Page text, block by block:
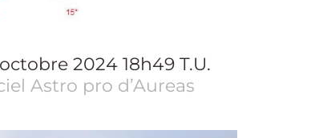
2024 18h49 T.U.
Astro pro d’Aureas